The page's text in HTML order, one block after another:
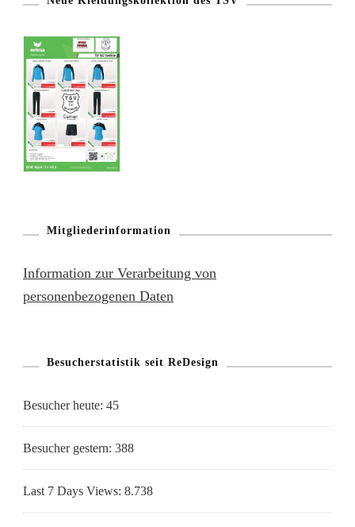
Mitgliederinformation
Information zur Verarbeitung von
personenbezogenen Daten
Besucherstatistik seit ReDesign
Besucher heute: 45
Besucher gestern: 388
Last 7 Days Views: 8.738